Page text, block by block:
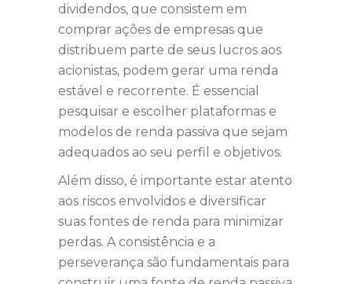
dividendos, que consistem em
comprar ações de empresas que
distribuem parte de seus lucros aos
acionistas, podem gerar uma renda
estável e recorrente. É essencial
pesquisar e escolher plataformas e
modelos de renda passiva que sejam
adequados ao seu perfil e objetivos.
Além disso, é importante estar atento
aos riscos envolvidos e diversificar
suas fontes de renda para minimizar
perdas. A consistência e a
perseverança são fundamentais para